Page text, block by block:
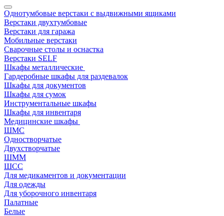
Однотумбовые верстаки с выдвижными ящиками
Верстаки двухтумбовые
Верстаки для гаража
Мобильные верстаки
Сварочные столы и оснастка
Верстаки SELF
Шкафы металлические
Гардеробные шкафы для раздевалок
Шкафы для документов
Шкафы для сумок
Инструментальные шкафы
Шкафы для инвентаря
Медицинские шкафы
ШМС
Одностворчатые
Двухстворчатые
ШММ
ШСС
Для медикаментов и документации
Для одежды
Для уборочного инвентаря
Палатные
Белые